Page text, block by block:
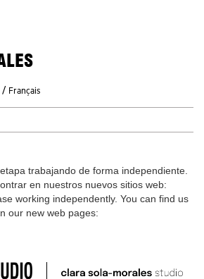
/ Français
trabajando de forma independiente.
en nuestros nuevos sitios web:
working independently. You can find us
our new web pages: